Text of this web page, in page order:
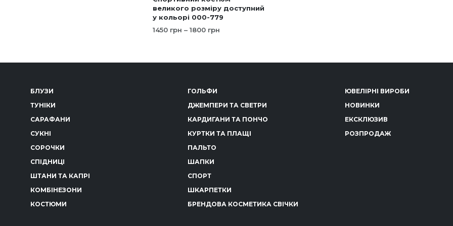
великого розміру доступний
у кольорі 000-779
1450 грн – 1800 грн
варіантів.
Параметри
можна
вибрати
товару
БЛУЗИ
ТУНІКИ
САРАФАНИ
СУКНІ
СОРОЧКИ
СПІДНИЦІ
ШТАНИ ТА КАПРІ
КОМБІНЕЗОНИ
КОСТЮМИ
ГОЛЬФИ
ДЖЕМПЕРИ ТА СВЕТРИ
КАРДИГАНИ ТА ПОНЧО
КУРТКИ ТА ПЛАЩІ
ПАЛЬТО
ШАПКИ
СПОРТ
ШКАРПЕТКИ
БРЕНДОВА КОСМЕТИКА СВІЧКИ
ЮВЕЛІРНІ ВИРОБИ
НОВИНКИ
ЕКСКЛЮЗИВ
РОЗПРОДАЖ